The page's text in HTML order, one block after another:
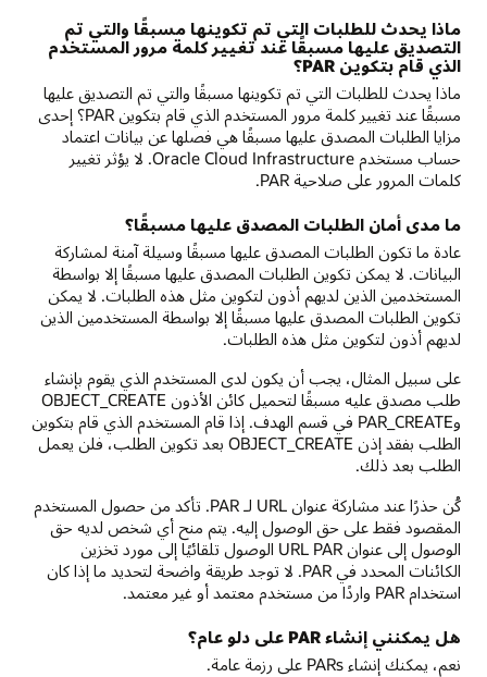
ماذا يحدث للطلبات التي تم تكوينها مسبقًا والتي تم
التصديق عليها مسبقًا عند تغيير كلمة مرور المستخدم
الذي قام بتكوين PAR؟
ماذا يحدث للطلبات التي تم تكوينها مسبقًا والتي تم التصديق عليها
مسبقًا عند تغيير كلمة مرور المستخدم الذي قام بتكوين PAR؟ إحدى
مزايا الطلبات المصدق عليها مسبقًا هي فصلها عن بيانات اعتماد
حساب مستخدم Oracle Cloud Infrastructure. لا يؤثر تغيير
كلمات المرور على صلاحية PAR.
ما مدى أمان الطلبات المصدق عليها مسبقًا؟
عادة ما تكون الطلبات المصدق عليها مسبقًا وسيلة آمنة لمشاركة
البيانات. لا يمكن تكوين الطلبات المصدق عليها مسبقًا إلا بواسطة
المستخدمين الذين لديهم أذون لتكوين مثل هذه الطلبات. لا يمكن
تكوين الطلبات المصدق عليها مسبقًا إلا بواسطة المستخدمين الذين
لديهم أذون لتكوين مثل هذه الطلبات.
على سبيل المثال، يجب أن يكون لدى المستخدم الذي يقوم بإنشاء
طلب مصدق عليه مسبقًا لتحميل كائن الأذون OBJECT_CREATE
وPAR_CREATE في قسم الهدف. إذا قام المستخدم الذي قام بتكوين
الطلب بفقد إذن OBJECT_CREATE بعد تكوين الطلب، فلن يعمل
الطلب بعد ذلك.
كُن حذرًا عند مشاركة عنوان URL لـ PAR. تأكد من حصول المستخدم
المقصود فقط على حق الوصول إليه. يتم منح أي شخص لديه حق
الوصول إلى عنوان URL PAR الوصول تلقائيًا إلى مورد تخزين
الكائنات المحدد في PAR. لا توجد طريقة واضحة لتحديد ما إذا كان
استخدام PAR واردًا من مستخدم معتمد أو غير معتمد.
هل يمكنني إنشاء PAR على دلو عام؟
نعم، يمكنك إنشاء PARs على رزمة عامة.